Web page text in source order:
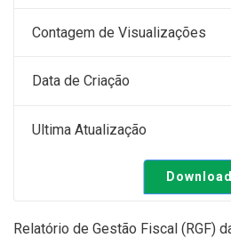
Contagem de Visualizações
Data de Criação
Ultima Atualização
Download
Relatório de Gestão Fiscal (RGF)